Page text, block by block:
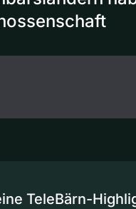
TeleBärn-